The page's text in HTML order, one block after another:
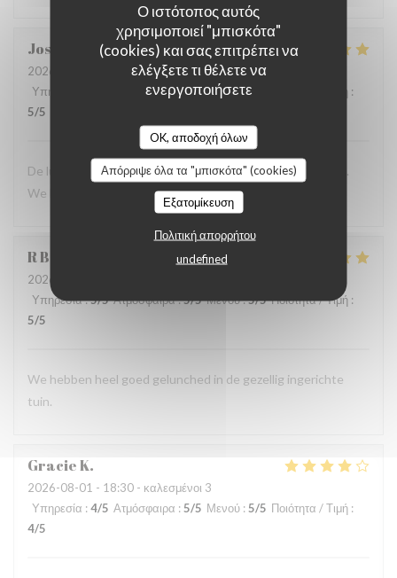
Ο ιστότοπος αυτός
χρησιμοποιεί "μπισκότα"
(cookies) και σας επιτρέπει να
ελέγξετε τι θέλετε να
ενεργοποιήσετε
OK, αποδοχή όλων
Απόρριψε όλα τα "μπισκότα" (cookies)
Εξατομίκευση
Πολιτική απορρήτου
undefined
Josee
2026-08-02
- 13:00 - καλεσμένοι 4
Υπηρεσία
Ατμόσφαιρα:5/5 Μενού:5 Ποιότητα / Τιμή :
5/5
De lunch was erg lekker en het zag er ook erg verzorgd uit.
We komen graag weer terug
RB
2026-08-02
Υπηρεσία:5/5 Ατμόσφαιρα:5/5 Μενού:5/5 Ποιότητα / Τιμή :
5/5
We hebben heel goed gelunched in de gezellig ingerichte
tuin.
GracieK
2026-08-01 - 18:30 - καλεσμένοι 3
Υπηρεσία : 4/5 Ατμόσφαιρα : 5/5 Μενού : 5/5 Ποιότητα / Τιμή :
4/5